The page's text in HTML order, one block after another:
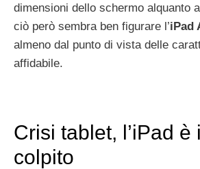
dimensioni dello schermo alquanto
ciò però sembra ben figurare l’iPad
almeno dal punto di vista delle
affidabile.
Crisi tablet, l’iPad è
colpito